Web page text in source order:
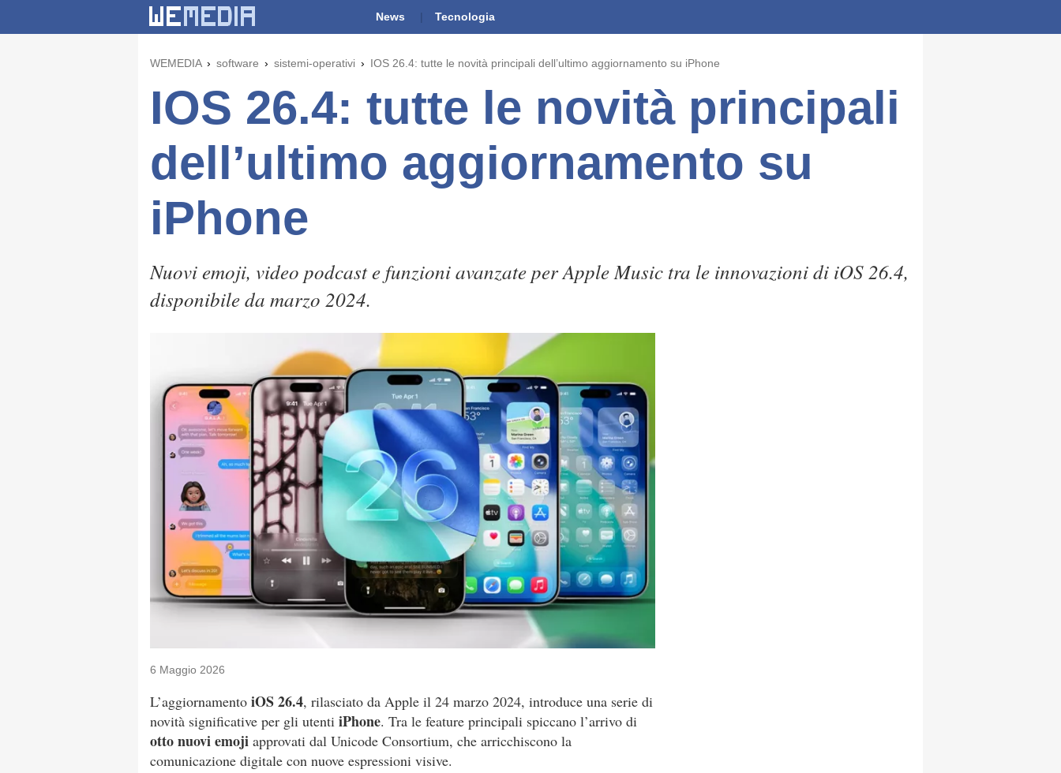
News Tecnologia
WEMEDIA software sistemi-operativi IOS 26.4: tutte le novità principali dell’ultimo aggiornamento su iPhone
IOS 26.4: tutte le novità principali
dell’ultimo aggiornamento su
iPhone
Nuovi emoji, video podcast e funzioni avanzate per Apple Music tra le innovazioni di iOS 26.4,
disponibile da marzo 2024.
6 Maggio 2026
L’aggiornamento iOS 26.4, rilasciato da Apple il 24 marzo 2024, introduce una serie di
novità significative per gli utenti iPhone. Tra le feature principali spiccano l’arrivo di
otto nuovi emoji approvati dal Unicode Consortium, che arricchiscono la
comunicazione digitale con nuove espressioni visive.